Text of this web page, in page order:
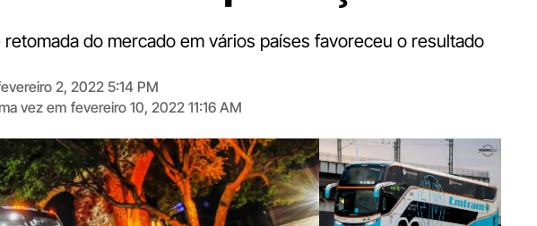
retomada do mercado em vários países favoreceu o resultado
2, 2022 5:14 PM
vez em fevereiro 10, 2022 11:16 AM
Digite
aqui
o
seu
e-